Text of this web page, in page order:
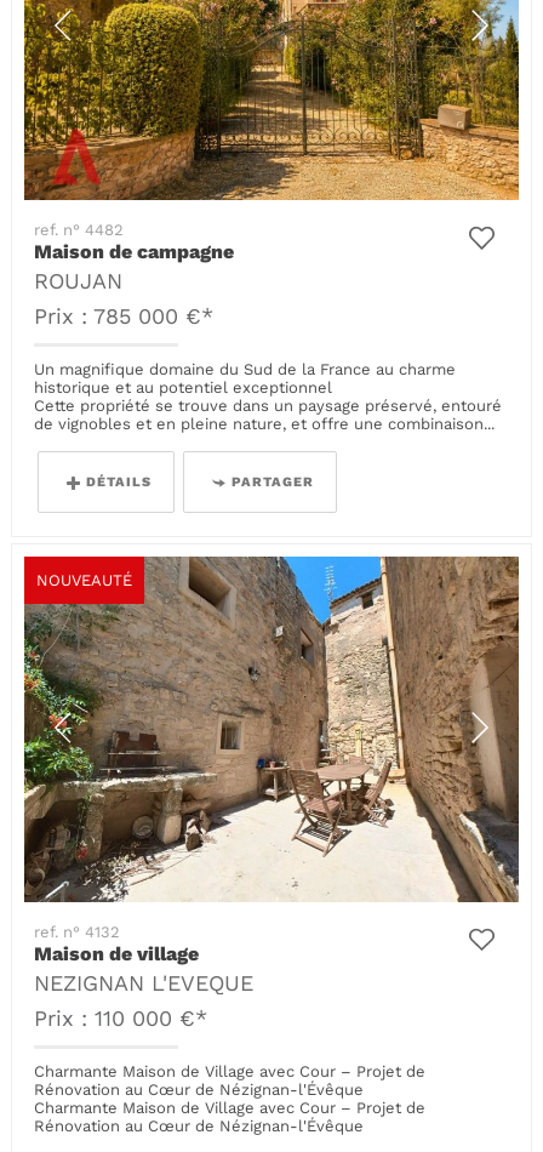
ref. n° 4482
Maison de campagne
ROUJAN
Prix : 785 000 €*
Un magnifique domaine du Sud de la France au charme
historique et au potentiel exceptionnel
Cette propriété se trouve dans un paysage préservé, entouré
de vignobles et en pleine nature, et offre une combinaison...
DÉTAILS PARTAGER
NOUVEAUTÉ
ref. n° 4132
Maison de village
NEZIGNAN L'EVEQUE
Prix : 110 000 €*
Charmante Maison de Village avec Cour – Projet de
Rénovation au Cœur de Nézignan-l'Évêque
Charmante Maison de Village avec Cour – Projet de
Rénovation au Cœur de Nézignan-l'Évêque